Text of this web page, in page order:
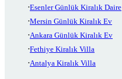
Esenler Günlük Kiralık Daire
Mersin Günlük Kiralık Ev
Ankara Günlük Kiralık Ev
Fethiye Kiralık Villa
Antalya Kiralık Villa